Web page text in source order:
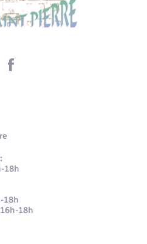
18h
18h
18h